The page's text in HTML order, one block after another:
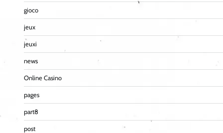
gioco
jeux
jeuxi
news
Online Casino
pages
part8
post